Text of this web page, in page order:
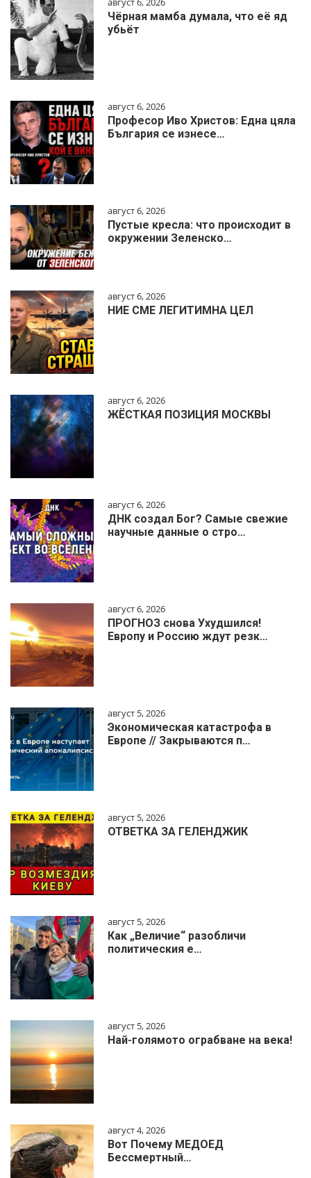
Чёрная мамба думала, что её яд
убьёт
август 6, 2026
Професор Иво Христов: Една цяла
България се изнесе…
август 6, 2026
Пустые кресла: что происходит в
окружении Зеленско…
август 6, 2026
НИЕ СМЕ ЛЕГИТИМНА ЦЕЛ
август 6, 2026
ЖЁСТКАЯ ПОЗИЦИЯ МОСКВЫ
август 6, 2026
ДНК создал Бог? Самые свежие
научные данные о стро…
август 6, 2026
ПРОГНОЗ снова Ухудшился!
Европу и Россию ждут резк…
август 5, 2026
Экономическая катастрофа в
Европе // Закрываются п…
август 5, 2026
ОТВЕТКА ЗА ГЕЛЕНДЖИК
август 5, 2026
Как „Величие“ разобличи
политическия е…
август 5, 2026
Най-голямото ограбване на века!
август 4, 2026
Вот Почему МЕДОЕД
Бессмертный…